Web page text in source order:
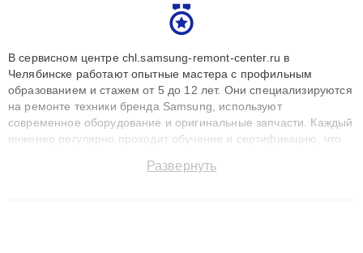
В сервисном центре chl.samsung-remont-center.ru в
Челябинске работают опытные мастера с профильным
образованием и стажем от 5 до 12 лет. Они специализируются
на ремонте техники бренда Samsung, используют
современное оборудование и оригинальные запчасти. Каждый
инженер регулярно проходит обучение и сертификацию, что
восстанавливать технику с сохранением гарантии до 3 лет.
Развернуть